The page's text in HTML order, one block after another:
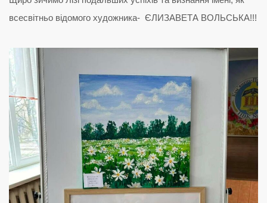
всесвітньо відомого художника- ЄЛИЗАВЕТА ВОЛЬСЬКА!!!